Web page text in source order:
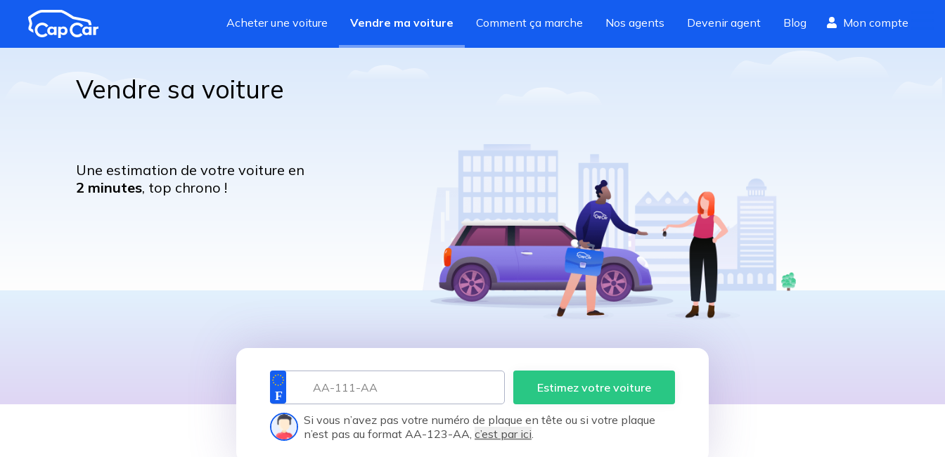
Aller au contenu principal
Acheter une voiture
Vendre ma voiture Comment ça marche Nos agents Devenir agent Blog Mon compte
Vendre sa voiture
Une estimation de votre voiture en
2 minutes, top chrono !
Estimez votre voiture
Si vous n’avez pas votre numéro de plaque en tête ou si votre plaque
n’est pas au format AA-123-AA, c’est par ici.